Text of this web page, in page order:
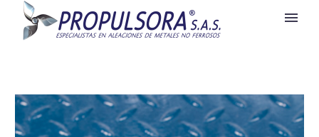
PRODUCTOS